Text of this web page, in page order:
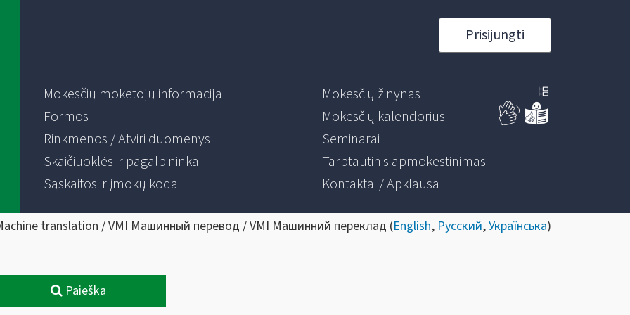
Prisijungti
Mokesčių mokėtojų informacija
Formos
Rinkmenos / Atviri duomenys
Skaičiuoklės ir pagalbininkai
Sąskaitos ir įmokų kodai
Mokesčių žinynas
Mokesčių kalendorius
Seminarai
Tarptautinis apmokestinimas
Kontaktai / Apklausa
translation / VMI Машинный перевод / VMI Машинний переклад (English, Русский,Українська)
Paieška